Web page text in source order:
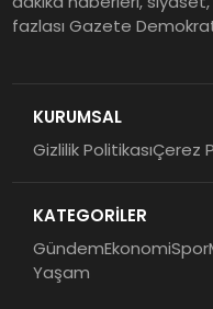
fazlası Gazete
KURUMSAL
Gizlilik PolitikasıÇerez
KATEGORİLER
GündemEkonomiSpor
Yaşam